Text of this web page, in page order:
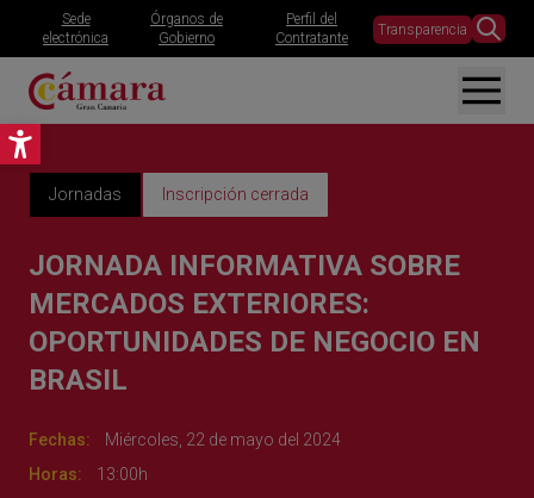
Abrir barra de herramientas
Sede
electrónica
Órganos de
Gobierno
Perfil del
Contratante
Transparencia
Jornadas Inscripción cerrada
JORNADA INFORMATIVA SOBRE
MERCADOS EXTERIORES:
OPORTUNIDADES DE NEGOCIO EN
BRASIL
Fechas:
Miércoles, 22 de mayo del 2024
Horas:
13:00h